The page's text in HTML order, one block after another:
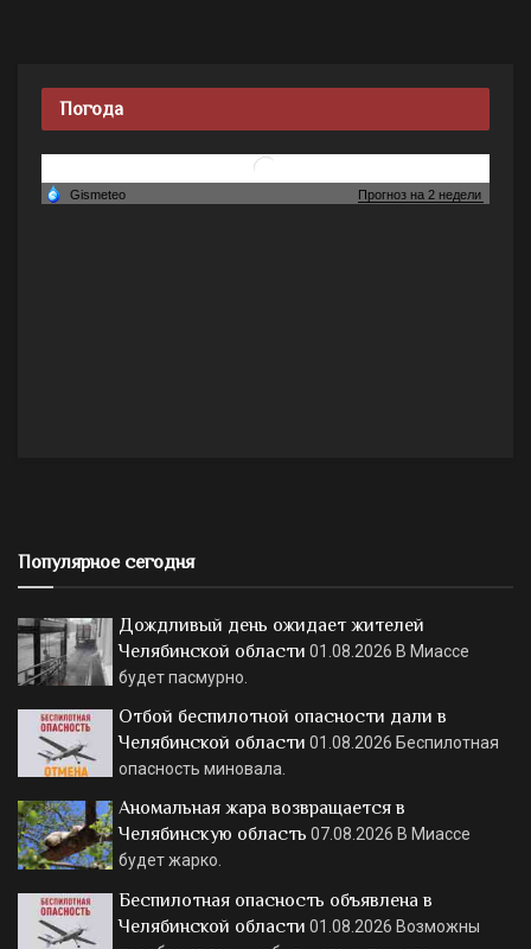
Погода
Популярное сегодня
Дождливый день ожидает жителей
Челябинской области 01.08.2026 В Миассе
будет пасмурно.
Отбой беспилотной опасности дали в
Челябинской области 01.08.2026 Беспилотная
опасность миновала.
Аномальная жара возвращается в
Челябинскую область 07.08.2026 В Миассе
будет жарко.
Беспилотная опасность объявлена в
Челябинской области 01.08.2026 Возможны